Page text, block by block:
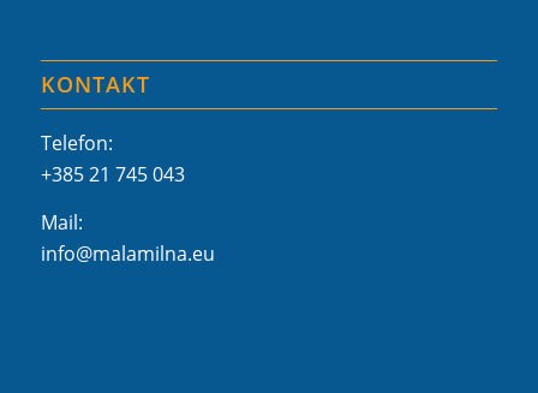
KONTAKT
Telefon:
+385 21 745 043
Mail:
info@malamilna.eu